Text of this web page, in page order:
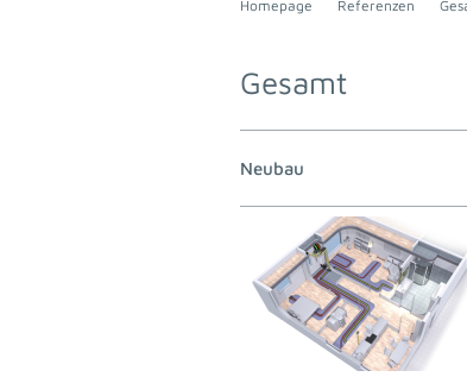
Homepage Referenzen
Gesamt
Neubau